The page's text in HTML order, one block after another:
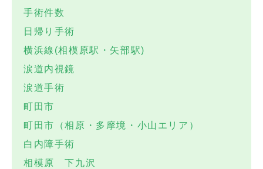
手術件数
日帰り手術
横浜線(相模原駅・矢部駅)
涙道内視鏡
涙道手術
町田市
町田市（相原・多摩境・小山エリア）
白内障手術
相模原 下九沢